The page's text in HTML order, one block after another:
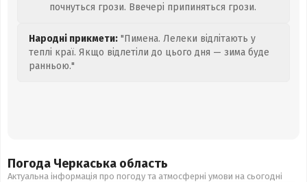
почнуться грози. Ввечері припиняться грози.
Народні прикмети: "Пимена. Лелеки відлітають у
теплі краї. Якщо відлетіли до цього дня — зима буде
ранньою."
Погода Черкаська область
Актуальна інформація про погоду та атмосферні умови на сьогодні